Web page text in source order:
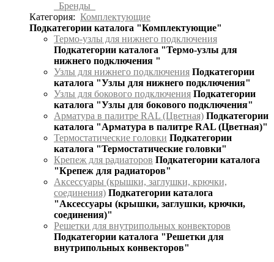
Бренды
Категория: Комплектующие
Подкатегории каталога "Комплектующие"
Термо-узлы для нижнего подключения
Подкатегории каталога "Термо-узлы для
нижнего подключения "
Узлы для нижнего подключения Подкатегории
каталога "Узлы для нижнего подключения"
Узлы для бокового подключения Подкатегории
каталога "Узлы для бокового подключения"
Арматура в палитре RAL (Цветная) Подкатегории
каталога "Арматура в палитре RAL (Цветная)"
Термостатические головки Подкатегории
каталога "Термостатические головки"
Крепеж для радиаторов Подкатегории каталога
"Крепеж для радиаторов"
Аксессуары (крышки, заглушки, крючки,
соединения) Подкатегории каталога
"Аксессуары (крышки, заглушки, крючки,
соединения)"
Решетки для внутрипольных конвекторов
Подкатегории каталога "Решетки для
внутрипольных конвекторов"